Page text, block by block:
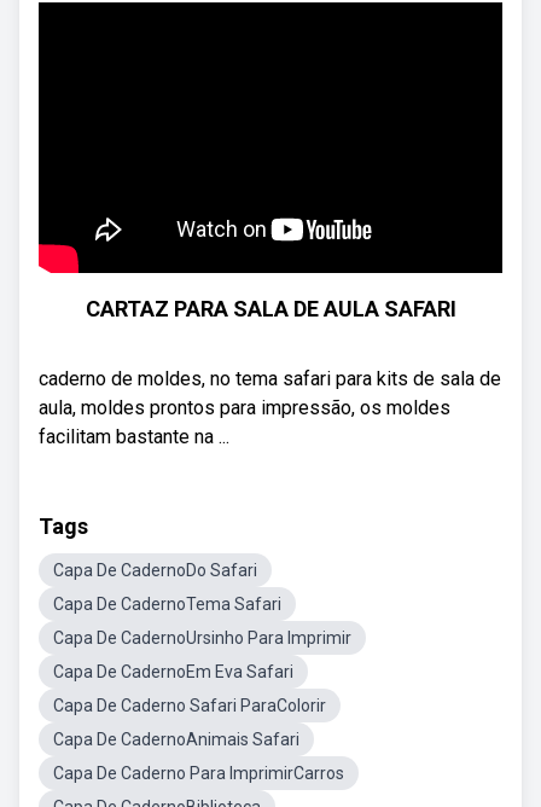
CARTAZ PARA SALA DE AULA SAFARI
caderno de moldes, no tema safari para kits de sala de
aula, moldes prontos para impressão, os moldes
facilitam bastante na ...
Tags
Capa De CadernoDo Safari
Capa De CadernoTema Safari
Capa De CadernoUrsinho Para Imprimir
Capa De CadernoEm Eva Safari
Capa De Caderno Safari ParaColorir
Capa De CadernoAnimais Safari
Capa De Caderno Para ImprimirCarros